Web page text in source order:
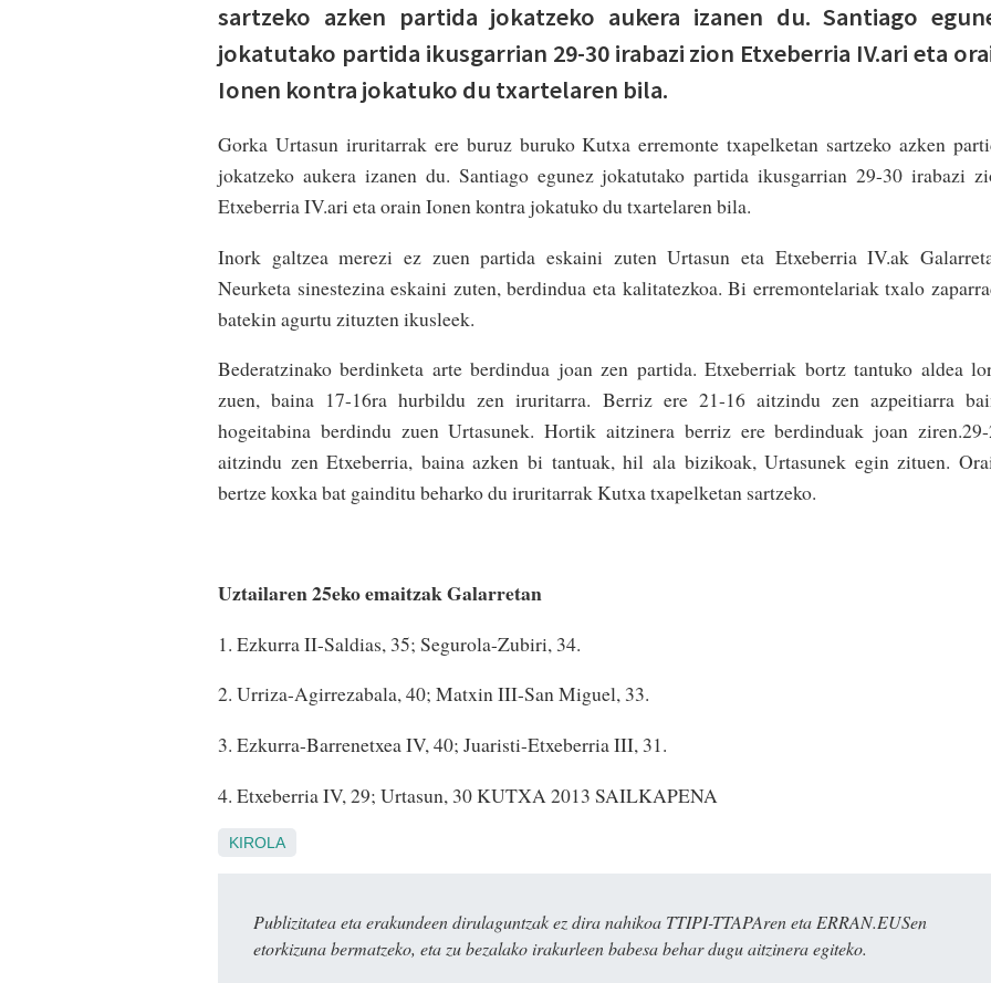
sartzeko azken partida jokatzeko aukera izanen du. Santiago
jokatutako partida ikusgarrian 29-30 irabazi zion Etxeberria IV.ari eta
Ionen kontra jokatuko du txartelaren bila.
Gorka Urtasun iruritarrak ere buruz buruko Kutxa erremonte txapelketan sartzeko azken
jokatzeko aukera izanen du. Santiago egunez jokatutako partida ikusgarrian 29-30 irabazi
Etxeberria IV.ari eta orain Ionen kontra jokatuko du txartelaren bila.
Inork galtzea merezi ez zuen partida eskaini zuten Urtasun eta Etxeberria IV.ak
Neurketa sinestezina eskaini zuten, berdindua eta kalitatezkoa. Bi erremontelariak txalo
batekin agurtu zituzten ikusleek.
Bederatzinako berdinketa arte berdindua joan zen partida. Etxeberriak bortz tantuko aldea
zuen, baina 17-16ra hurbildu zen iruritarra. Berriz ere 21-16 aitzindu zen azpeitiarra
hogeitabina berdindu zuen Urtasunek. Hortik aitzinera berriz ere berdinduak joan ziren.29-
aitzindu zen Etxeberria, baina azken bi tantuak, hil ala bizikoak, Urtasunek egin zituen.
bertze koxka bat gainditu beharko du iruritarrak Kutxa txapelketan sartzeko.
Uztailaren 25eko emaitzak Galarretan
1. Ezkurra II-Saldias, 35; Segurola-Zubiri, 34.
2. Urriza-Agirrezabala, 40; Matxin III-San Miguel, 33.
3. Ezkurra-Barrenetxea IV, 40; Juaristi-Etxeberria III, 31.
4. Etxeberria IV, 29; Urtasun, 30 KUTXA 2013 SAILKAPENA
KIROLA
Publizitatea eta erakundeen dirulaguntzak ez dira nahikoa TTIPI-TTAPAren eta ERRAN.EUSen
etorkizuna bermatzeko, eta zu bezalako irakurleen babesa behar dugu aitzinera egiteko.